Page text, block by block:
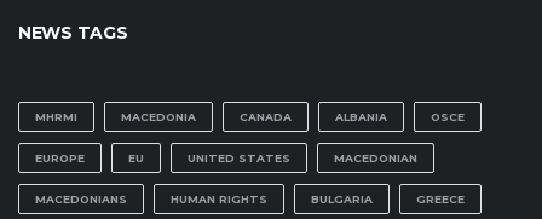
NEWS TAGS
MHRMI MACEDONIA CANADA ALBANIA OSCE
EUROPE EU UNITED STATES MACEDONIAN
MACEDONIANS HUMAN RIGHTS BULGARIA GREECE